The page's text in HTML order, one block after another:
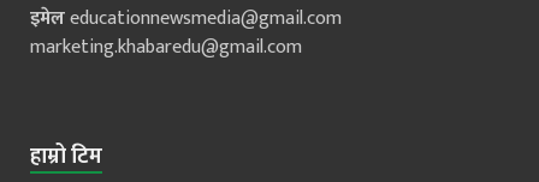
इमेलeducationnewsmedia@gmail.com
marketing.khabaredu@gmail.com
हाम्रो टिम